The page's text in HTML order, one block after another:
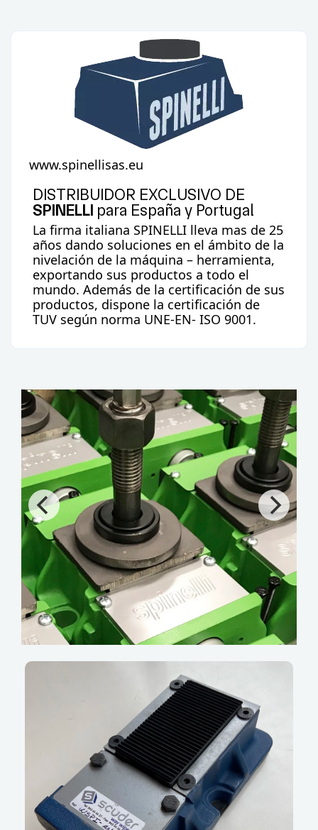
www.spinellisas.eu
DISTRIBUIDOR EXCLUSIVO DE
SPINELLI para España y Portugal
La firma italiana SPINELLI lleva mas de 25
años dando soluciones en el ámbito de la
nivelación de la máquina – herramienta,
exportando sus productos a todo el
mundo. Además de la certificación de sus
productos, dispone la certificación de
TUV según norma UNE-EN- ISO 9001.